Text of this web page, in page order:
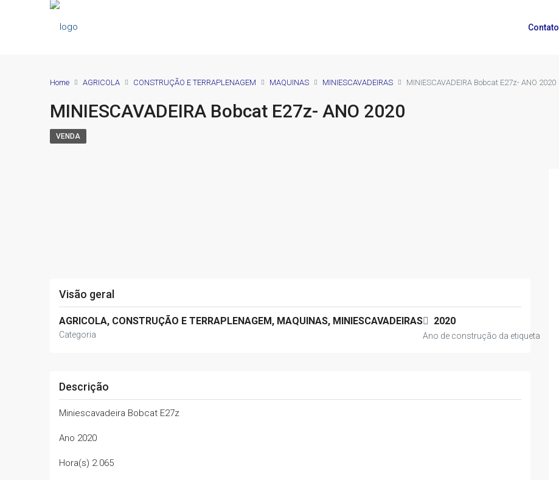
Contato
Home AGRICOLA CONSTRUÇÃO E TERRAPLENAGEM MAQUINAS MINIESCAVADEIRAS MINIESCAVADEIRA Bobcat E27z- ANO 2020
MINIESCAVADEIRA Bobcat E27z- ANO 2020
VENDA
Visão geral
AGRICOLA, CONSTRUÇÃO E TERRAPLENAGEM, MAQUINAS, MINIESCAVADEIRAS
Categoria
2020
Ano de construção da etiqueta
Descrição
Miniescavadeira Bobcat E27z
Ano 2020
Hora(s) 2.065